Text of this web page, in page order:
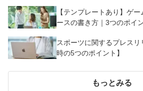
【テンプレートあり】ゲー
ースの書き方｜3つのポイ
スポーツに関するプレス
時の5つのポイント】
もっとみる